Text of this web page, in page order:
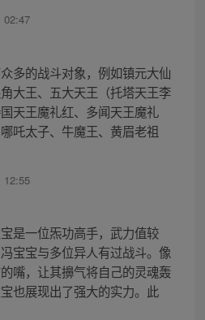
02:47
多的战斗对象，例如镇元大仙
大王、五大天王（托塔天王李
天王魔礼红、多闻天王魔礼
吒太子、牛魔王、黄眉老祖
12:55
是一位炁功高手，武力值较
宝宝与多位异人有过战斗。像
嘴，让其擤气将自己的灵魂轰
也展现出了强大的实力。此